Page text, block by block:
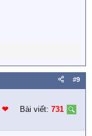
#9
❤︎ Bài viết: 731